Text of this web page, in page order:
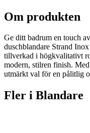
Om produkten
Ge ditt badrum en touch
duschblandare Strand
tillverkad i högkvalitativt
modern, stilren finish.
utmärkt val för en pålitlig
Fler i Blandare